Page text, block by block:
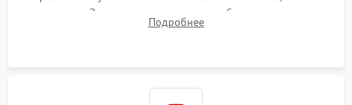
смазки. Заполнение внутреннего объема прицела
осушенным азотом для предотвращения запотевания оптики
Подробнее